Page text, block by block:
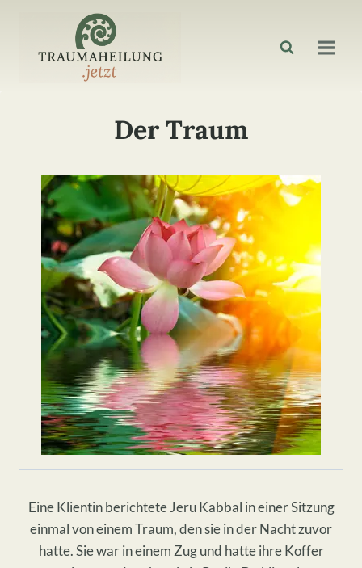
springen
Der Traum
Eine Klientin berichtete Jeru Kabbal in einer Sitzung
einmal von einem Traum, den sie in der Nacht zuvor
hatte. Sie war in einem Zug und hatte ihre Koffer